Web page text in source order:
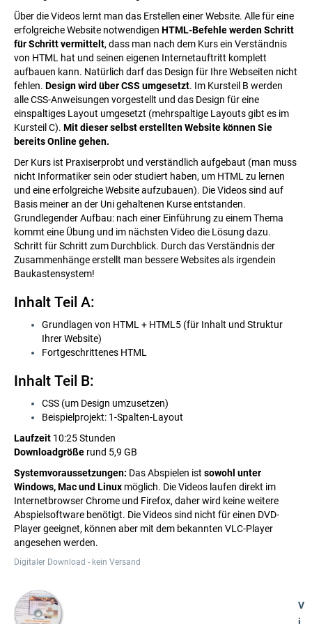
Über die Videos lernt man das Erstellen einer Website. Alle für eine
erfolgreiche Website notwendigen HTML-Befehle werden Schritt
für Schritt vermittelt, dass man nach dem Kurs ein Verständnis
von HTML hat und seinen eigenen Internetauftritt komplett
aufbauen kann. Natürlich darf das Design für Ihre Webseiten nicht
fehlen. Design wird über CSS umgesetzt. Im Kursteil B werden
alle CSS-Anweisungen vorgestellt und das Design für eine
einspaltiges Layout umgesetzt (mehrspaltige Layouts gibt es im
Kursteil C). Mit dieser selbst erstellten Website können Sie
bereits Online gehen.
Der Kurs ist Praxiserprobt und verständlich aufgebaut (man muss
nicht Informatiker sein oder studiert haben, um HTML zu lernen
und eine erfolgreiche Website aufzubauen). Die Videos sind auf
Basis meiner an der Uni gehaltenen Kurse entstanden.
Grundlegender Aufbau: nach einer Einführung zu einem Thema
kommt eine Übung und im nächsten Video die Lösung dazu.
Schritt für Schritt zum Durchblick. Durch das Verständnis der
Zusammenhänge erstellt man bessere Websites als irgendein
Baukastensystem!
Inhalt Teil A:
Grundlagen von HTML + HTML5 (für Inhalt und Struktur
Ihrer Website)
Fortgeschrittenes HTML
Inhalt Teil B:
CSS (um Design umzusetzen)
Beispielprojekt: 1-Spalten-Layout
Laufzeit 10:25 Stunden
Downloadgröße rund 5,9 GB
Systemvoraussetzungen: Das Abspielen ist sowohl unter
Windows, Mac und Linux möglich. Die Videos laufen direkt im
Internetbrowser Chrome und Firefox, daher wird keine weitere
Abspielsoftware benötigt. Die Videos sind nicht für einen DVD-
Player geeignet, können aber mit dem bekannten VLC-Player
angesehen werden.
Digitaler Download - kein Versand
V